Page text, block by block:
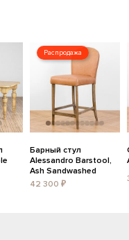
Распродажа
Барный стул
Alessandro Barstool,
Ash Sandwashed
42 300 ₽